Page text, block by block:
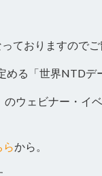
ておりますので
める「世界NTDデ
ウェビナー・イ
らから。